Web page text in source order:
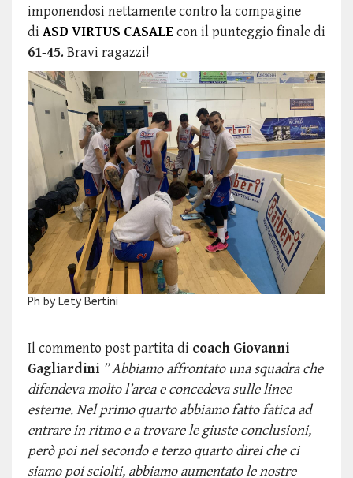
imponendosi nettamente contro la compagine
di ASD VIRTUS CASALEcon il punteggio finale di
61-45. Bravi ragazzi!
Ph by Lety Bertini
Il commento post partita di coach Giovanni
Gagliardini ” Abbiamo affrontato una squadra che
difendeva molto l’area e concedeva sulle linee
esterne. Nel primo quarto abbiamo fatto fatica ad
entrare in ritmo e a trovare le giuste conclusioni,
però poi nel secondo e terzo quarto direi che ci
siamo poi sciolti, abbiamo aumentato le nostre